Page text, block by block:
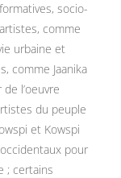
socio-
comme
urbaine et
comme Jaanika
l’oeuvre
du peuple
et Kowspi
pour
; certains